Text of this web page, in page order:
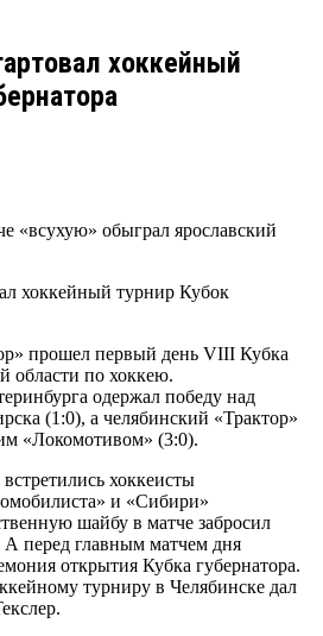
хоккейный
«всухую» обыграл ярославский
прошел первый день VIII Кубка
области по хоккею.
одержал победу над
(1:0), а челябинский «Трактор»
«Локомотивом» (3:0).
хоккеисты
и «Сибири»
шайбу в матче забросил
перед главным матчем дня
открытия Кубка губернатора.
турниру в Челябинске дал